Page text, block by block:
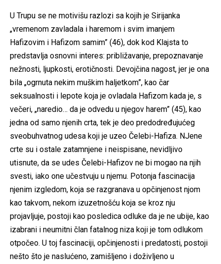
U Trupu se ne motivišu razlozi sa kojih je Sirijanka
„vremenom zavladala i haremom i svim imanjem
Hafizovim i Hafizom samim” (46), dok kod Klajsta to
predstavlja osnovni interes: približavanje, prepoznavanje
nežnosti, ljupkosti, erotičnosti. Devojčina nagost, jer je ona
bila „ogrnuta nekim muškim haljetkom”, kao čar
seksualnosti i lepote koja je ovladala Hafizom kada je, s
večeri, „naredio… da je odvedu u njegov harem” (45), kao
jedna od samo njenih crta, tek je deo predodređujućeg
sveobuhvatnog udesa koji je uzeo Čelebi-Hafiza. NJene
crte su i ostale zatamnjene i neispisane, nevidljivo
utisnute, da se udes Čelebi-Hafizov ne bi mogao na njih
svesti, iako one učestvuju u njemu. Potonja fascinacija
njenim izgledom, koja se razgranava u opčinjenost njom
kao takvom, nekom izuzetnošću koja se kroz nju
projavljuje, postoji kao posledica odluke da je ne ubije, kao
izabrani i neumitni član fatalnog niza koji je tom odlukom
otpočeo. U toj fascinaciji, opčinjenosti i predatosti, postoji
nešto što je naslućeno, zamišljeno i doživljeno u